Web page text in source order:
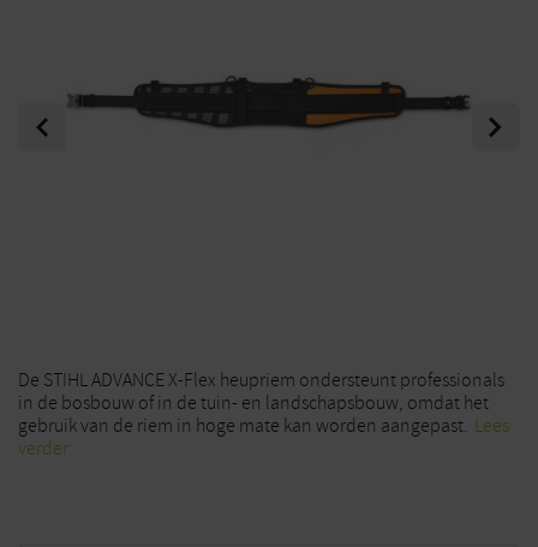
Previous Next
De STIHL ADVANCE X-Flex heupriem ondersteunt professionals
in de bosbouw of in de tuin- en landschapsbouw, omdat het
gebruik van de riem in hoge mate kan worden aangepast. Lees
verder